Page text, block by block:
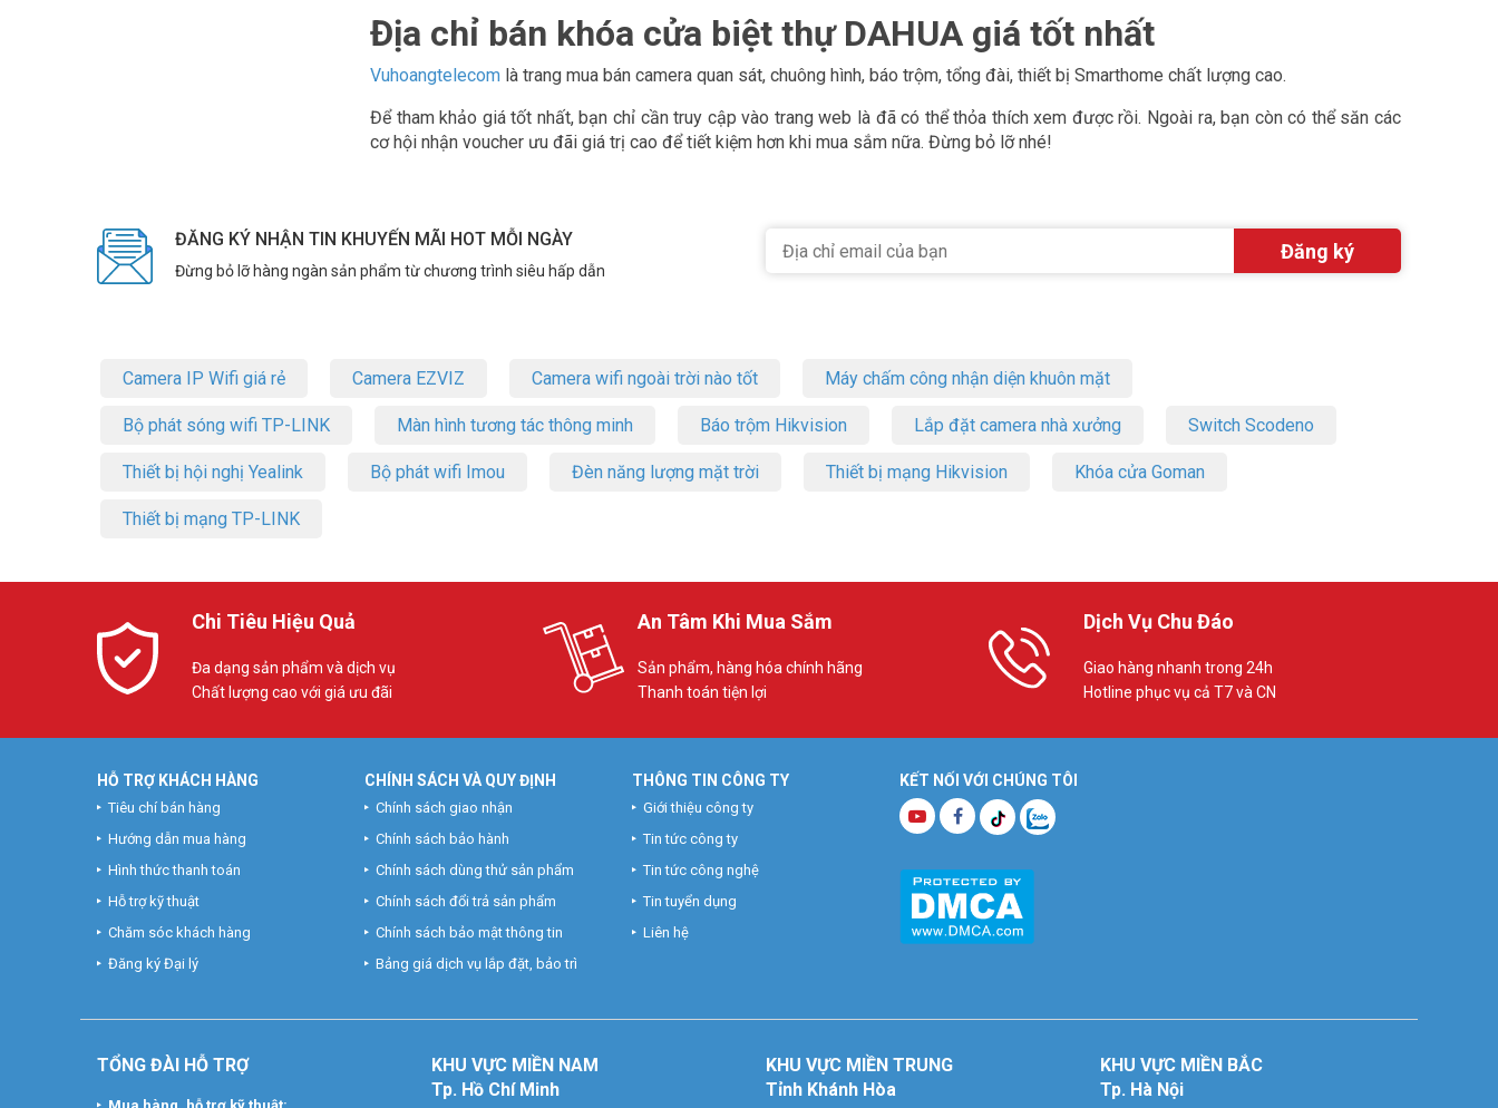
Địa chỉ bán khóa cửa biệt thự DAHUA giá tốt nhất
Vuhoangtelecom là trang mua bán camera quan sát, chuông hình, báo trộm, tổng đài, thiết bị Smarthome chất lượng cao.
Để tham khảo giá tốt nhất, bạn chỉ cần truy cập vào trang web là đã có thể thỏa thích xem được rồi. Ngoài ra, bạn còn có thể săn các
cơ hội nhận voucher ưu đãi giá trị cao để tiết kiệm hơn khi mua sắm nữa. Đừng bỏ lỡ nhé!
ĐĂNG KÝ NHẬN TIN KHUYẾN MÃI HOT MỖI NGÀY
Đừng bỏ lỡ hàng ngàn sản phẩm từ chương trình siêu hấp dẫn
Camera IP Wifi giá rẻ Camera EZVIZ Camera wifi ngoài trời nào tốt Máy chấm công nhận diện khuôn mặt
Bộ phát sóng wifi TP-LINK Màn hình tương tác thông minh Báo trộm Hikvision Lắp đặt camera nhà xưởng Switch Scodeno
Thiết bị hội nghị Yealink Bộ phát wifi Imou Đèn năng lượng mặt trời Thiết bị mạng Hikvision Khóa cửa Goman
Thiết bị mạng TP-LINK
Chi Tiêu Hiệu Quả
Đa dạng sản phẩm và dịch vụ
Chất lượng cao với giá ưu đãi
An Tâm Khi Mua Sắm
Sản phẩm, hàng hóa chính hãng
Thanh toán tiện lợi
Dịch Vụ Chu Đáo
Giao hàng nhanh trong 24h
Hotline phục vụ cả T7 và CN
KẾT NỐI VỚI CHÚNG TÔI
HỖ TRỢ KHÁCH HÀNG
Tiêu chí bán hàng
Hướng dẫn mua hàng
Hình thức thanh toán
Hỗ trợ kỹ thuật
Chăm sóc khách hàng
Đăng ký Đại lý
CHÍNH SÁCH VÀ QUY ĐỊNH
Chính sách giao nhận
Chính sách bảo hành
Chính sách dùng thử sản phẩm
Chính sách đổi trả sản phẩm
Chính sách bảo mật thông tin
Bảng giá dịch vụ lắp đặt, bảo trì
THÔNG TIN CÔNG TY
Giới thiệu công ty
Tin tức công ty
Tin tức công nghệ
Tin tuyển dụng
Liên hệ
TỔNG ĐÀI HỖ TRỢ KHU VỰC MIỀN NAM
Tp. Hồ Chí Minh
KHU VỰC MIỀN TRUNG
Tỉnh Khánh Hòa
KHU VỰC MIỀN BẮC
Tp. Hà Nội